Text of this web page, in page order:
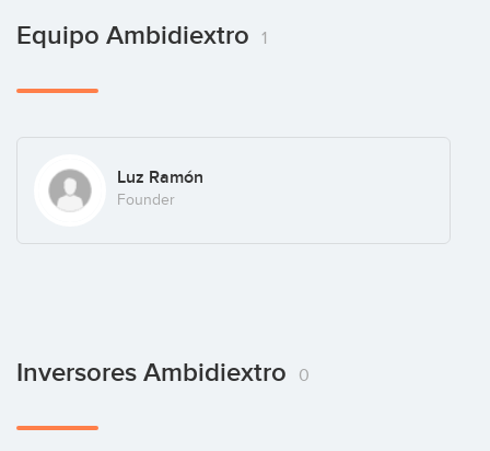
Equipo Ambidiextro 1
Luz Ramón
Founder
Inversores Ambidiextro 0